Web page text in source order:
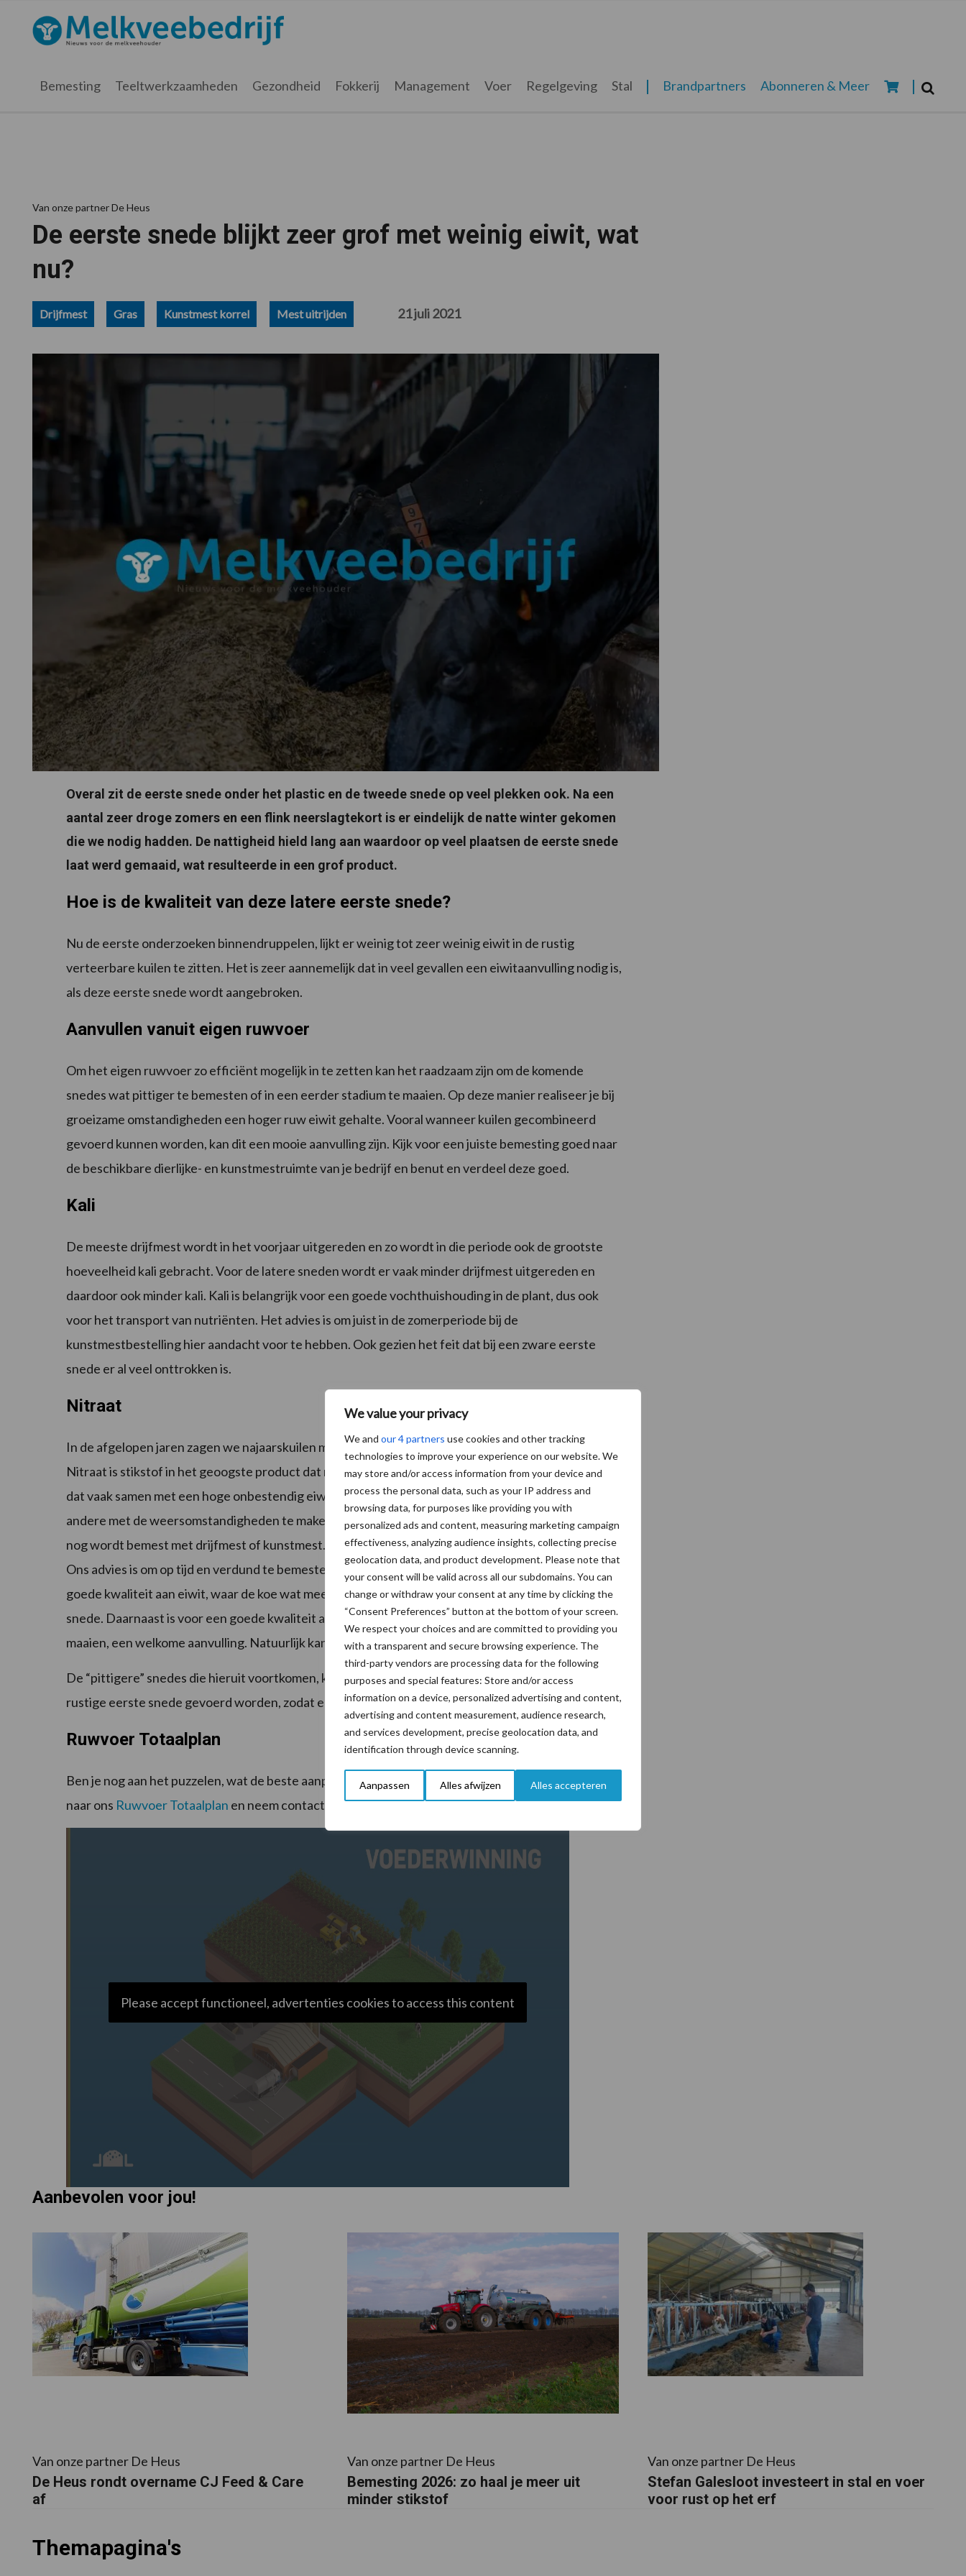
We value your privacy
We and our 4 partners use cookies and other tracking
technologies to improve your experience on our website. We
may store and/or access information from your device and
process the personal data, such as your IP address and
browsing data, for purposes like providing you with
personalized ads and content, measuring marketing campaign
effectiveness, analyzing audience insights, collecting precise
geolocation data, and product development. Please note that
your consent will be valid across all our subdomains. You can
change or withdraw your consent at any time by clicking the
“Consent Preferences” button at the bottom of your screen.
We respect your choices and are committed to providing you
with a transparent and secure browsing experience. The
third-party vendors are processing data for the following
purposes and special features: Store and/or access
information on a device, personalized advertising and content,
advertising and content measurement, audience research,
and services development, precise geolocation data, and
identification through device scanning.
Aanpassen Alles afwijzen Alles accepteren
hoofdnavigatie
hoofd
eerste
voettekst
Melkveebedrijf.nl
Bemesting Teeltwerkzaamheden Gezondheid Fokkerij Management Voer Regelgeving Stal Brandpartners Abonneren & Meer
Van onze partner De Heus
De eerste snede blijkt zeer grof met weinig eiwit, wat
nu?
Drijfmest Gras Kunstmest korrel Mest uitrijden 21 juli 2021
Overal zit de eerste snede onder het plastic en de tweede snede op veel plekken ook. Na een
aantal zeer droge zomers en een flink neerslagtekort is er eindelijk de natte winter gekomen
die we nodig hadden. De nattigheid hield lang aan waardoor op veel plaatsen de eerste snede
laat werd gemaaid, wat resulteerde in een grof product.
Hoe is de kwaliteit van deze latere eerste snede?
Nu de eerste onderzoeken binnendruppelen, lijkt er weinig tot zeer weinig eiwit in de rustig
verteerbare kuilen te zitten. Het is zeer aannemelijk dat in veel gevallen een eiwitaanvulling nodig is,
als deze eerste snede wordt aangebroken.
Aanvullen vanuit eigen ruwvoer
Om het eigen ruwvoer zo efficiënt mogelijk in te zetten kan het raadzaam zijn om de komende
snedes wat pittiger te bemesten of in een eerder stadium te maaien. Op deze manier realiseer je bij
groeizame omstandigheden een hoger ruw eiwit gehalte. Vooral wanneer kuilen gecombineerd
gevoerd kunnen worden, kan dit een mooie aanvulling zijn. Kijk voor een juiste bemesting goed naar
de beschikbare dierlijke- en kunstmestruimte van je bedrijf en benut en verdeel deze goed.
Kali
De meeste drijfmest wordt in het voorjaar uitgereden en zo wordt in die periode ook de grootste
hoeveelheid kali gebracht. Voor de latere sneden wordt er vaak minder drijfmest uitgereden en
daardoor ook minder kali. Kali is belangrijk voor een goede vochthuishouding in de plant, dus ook
voor het transport van nutriënten. Het advies is om juist in de zomerperiode bij de
kunstmestbestelling hier aandacht voor te hebben. Ook gezien het feit dat bij een zware eerste
snede er al veel onttrokken is.
Nitraat
In de afgelopen jaren zagen we najaarskuilen met verhoogde niveaus aan nitraat voorbijkomen.
Nitraat is stikstof in het geoogste product dat nog niet is omgezet naar eiwit. Op de kuilanalyse gaat
dat vaak samen met een hoge onbestendig eiwit balans (OEB). Het verhoogde nitraat had onder
andere met de weersomstandigheden te maken, maar kan ook voorkomen als laat voor het maaien
nog wordt bemest met drijfmest of kunstmest.
Ons advies is om op tijd en verdund te bemesten. Zo krijgt het gras de tijd om dit om te zetten in een
goede kwaliteit aan eiwit, waar de koe wat mee kan. Zeker wanneer je kiest voor een wat pittigere
snede. Daarnaast is voor een goede kwaliteit aan eiwit een aantal dagen zon in het gewas, voor het
maaien, een welkome aanvulling. Natuurlijk kan dat alleen als het weer dit toelaat.
De “pittigere” snedes die hieruit voortkomen, kunnen in de winterperiode wellicht mooi naast de
rustige eerste snede gevoerd worden, zodat er minder eiwitaankoop nodig is.
Ruwvoer Totaalplan
Ben je nog aan het puzzelen, wat de beste aanpak op jouw bedrijf is met je ruwvoer? Kijk dan eens
naar ons Ruwvoer Totaalplan en neem contact op met onzeruwvoerspecialisten.
Please accept functioneel, advertenties cookies to access this content
Aanbevolen voor jou!
Van onze partner De Heus
De Heus rondt overname CJ Feed & Care
af
Van onze partner De Heus
Bemesting 2026: zo haal je meer uit
minder stikstof
Van onze partner De Heus
Stefan Galesloot investeert in stal en voer
voor rust op het erf
Themapagina's